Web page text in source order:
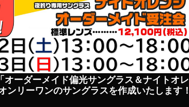
ーダーメイド偏光サングラス＆ナイトオレ
ンリーワンのサングラスを作成いたします！